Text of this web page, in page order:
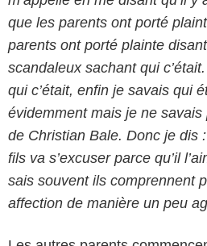
que les parents ont porté
parents ont porté plainte
scandaleux sachant qui
qui c’était, enfin je savais qui
évidemment mais je ne savais
de Christian Bale. Donc je dis :
fils va s’excuser parce qu’il
sais souvent ils comprennent
affection de manière un peu